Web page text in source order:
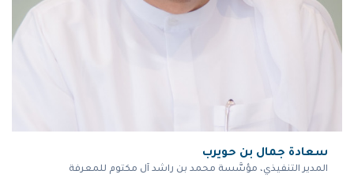
سعادة جمال بن حويرب
المدير التنفيذي، مؤسَّسة محمد بن راشد آل مكتوم للمعرفة